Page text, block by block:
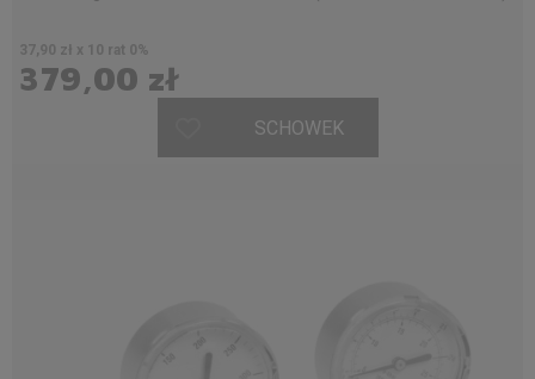
379,00 zł
37,90 zł x 10 rat 0%
SCHOWEK